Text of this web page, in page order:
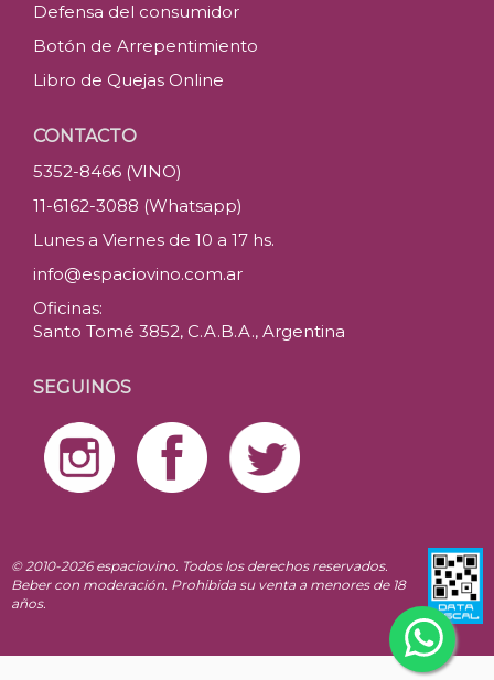
Defensa del consumidor
Botón de Arrepentimiento
Libro de Quejas Online
CONTACTO
5352-8466 (VINO)
11-6162-3088 (Whatsapp)
Lunes a Viernes de 10 a 17 hs.
info@espaciovino.com.ar
Oficinas:
Santo Tomé 3852, C.A.B.A., Argentina
SEGUINOS
© 2010-2026 espaciovino. Todos los derechos reservados.
Beber con moderación. Prohibida su venta a menores de 18
años.